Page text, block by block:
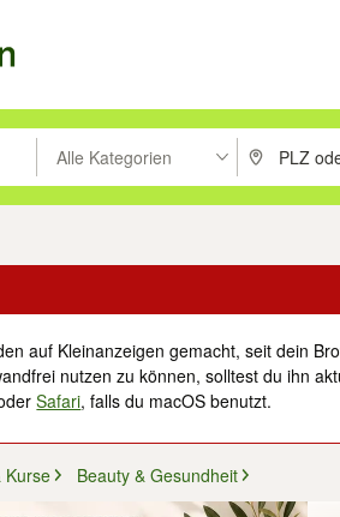
um zu suchen, oder Vorschläge
Alle Kategorien PLZ oder
auf Kleinanzeigen gemacht, seit dein
nutzen zu können, solltest du ihn
Safari, falls du macOS benutzt.
Kurse Beauty & Gesundheit